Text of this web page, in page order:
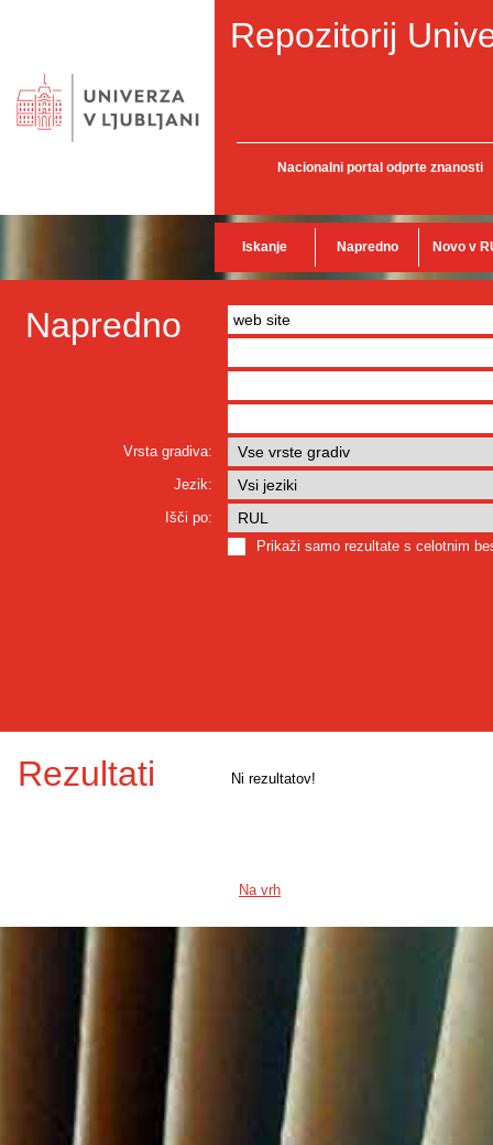
Repozitorij
Nacionalni portal odprte znanosti
Iskanje Napredno Novo v
Napredno
Vrsta gradiva:
Jezik:
Išči po:
Prikaži samo rezultate s celotnim
Rezultati Ni rezultatov!
Na vrh